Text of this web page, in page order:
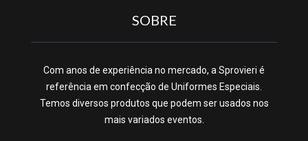
SOBRE
Com anos de experiência no mercado, a Sprovieri é
referência em confecção de Uniformes Especiais.
Temos diversos produtos que podem ser usados nos
mais variados eventos.